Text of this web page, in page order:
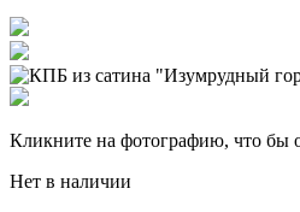
Кликните на фотографию, что бы
Нет в наличии